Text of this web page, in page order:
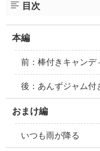
目次
本編
前：棒付きキャンデ
後：あんずジャム付
おまけ編
いつも雨が降る